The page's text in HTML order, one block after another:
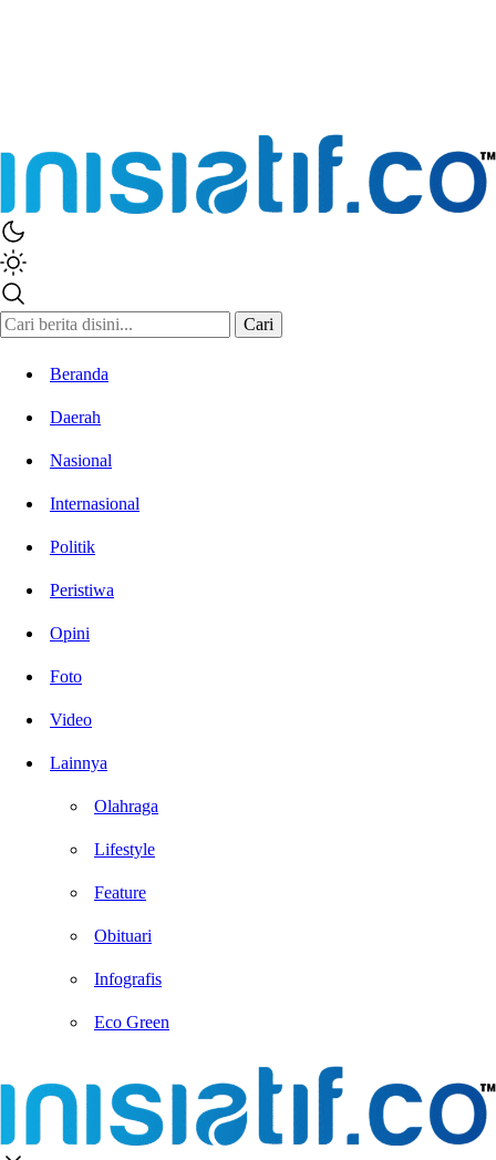
Cari
Beranda
Daerah
Nasional
Internasional
Politik
Peristiwa
Opini
Foto
Video
Lainnya
Olahraga
Lifestyle
Feature
Obituari
Infografis
Eco Green